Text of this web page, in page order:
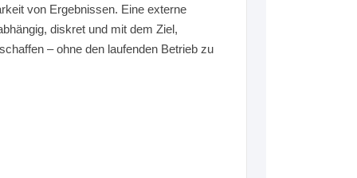
von Ergebnissen. Eine externe
diskret und mit dem Ziel,
– ohne den laufenden Betrieb zu